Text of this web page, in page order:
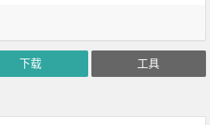
下载 工具